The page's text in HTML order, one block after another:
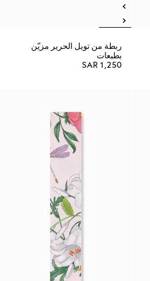
ربطة من تويل الحرير مزيّن
بطبعات
SAR 1,250